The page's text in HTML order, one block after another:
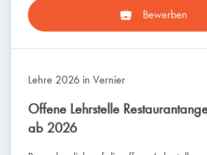
Bewerben
Lehre 2026 in Vernier
Offene Lehrstelle
ab 2026